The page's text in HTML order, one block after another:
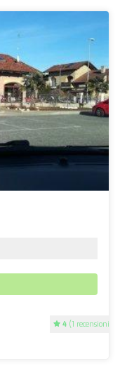
4 (1 recensioni)